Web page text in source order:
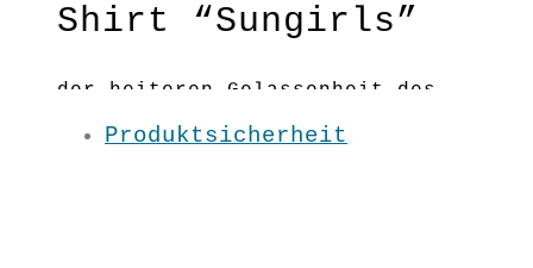
Shirt “Sungirls”
der heiteren Gelassenheit des
Seins kann man auch in einem T-
Shirt Ausdruck fairleihen 😉
Produktsicherheit